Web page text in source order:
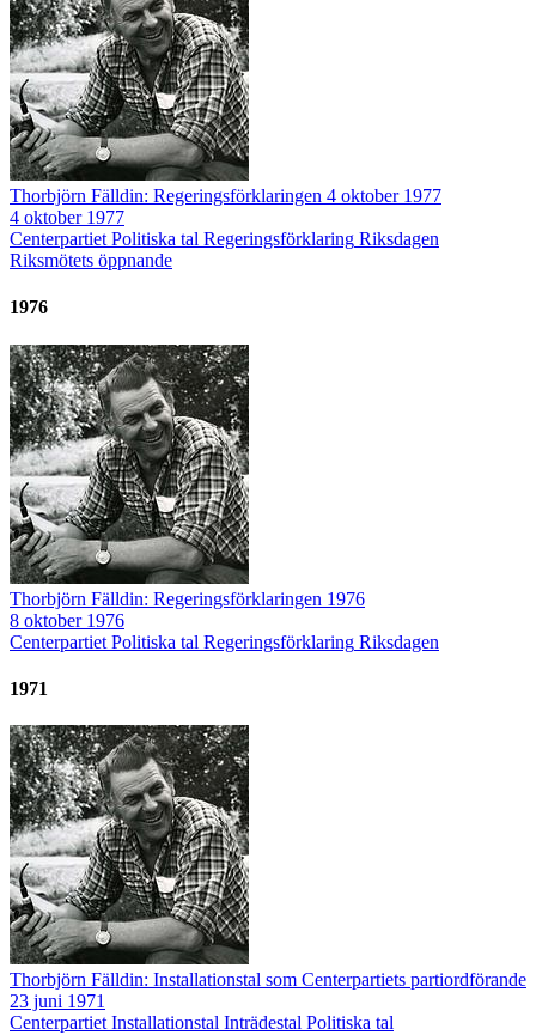
Thorbjörn Fälldin: Regeringsförklaringen 4 oktober 1977
4 oktober 1977
Centerpartiet Politiska tal Regeringsförklaring Riksdagen
Riksmötets öppnande
1976
Thorbjörn Fälldin: Regeringsförklaringen 1976
8 oktober 1976
Centerpartiet Politiska tal Regeringsförklaring Riksdagen
1971
Thorbjörn Fälldin: Installationstal som Centerpartiets partiordförande
23 juni 1971
Centerpartiet Installationstal Inträdestal Politiska tal